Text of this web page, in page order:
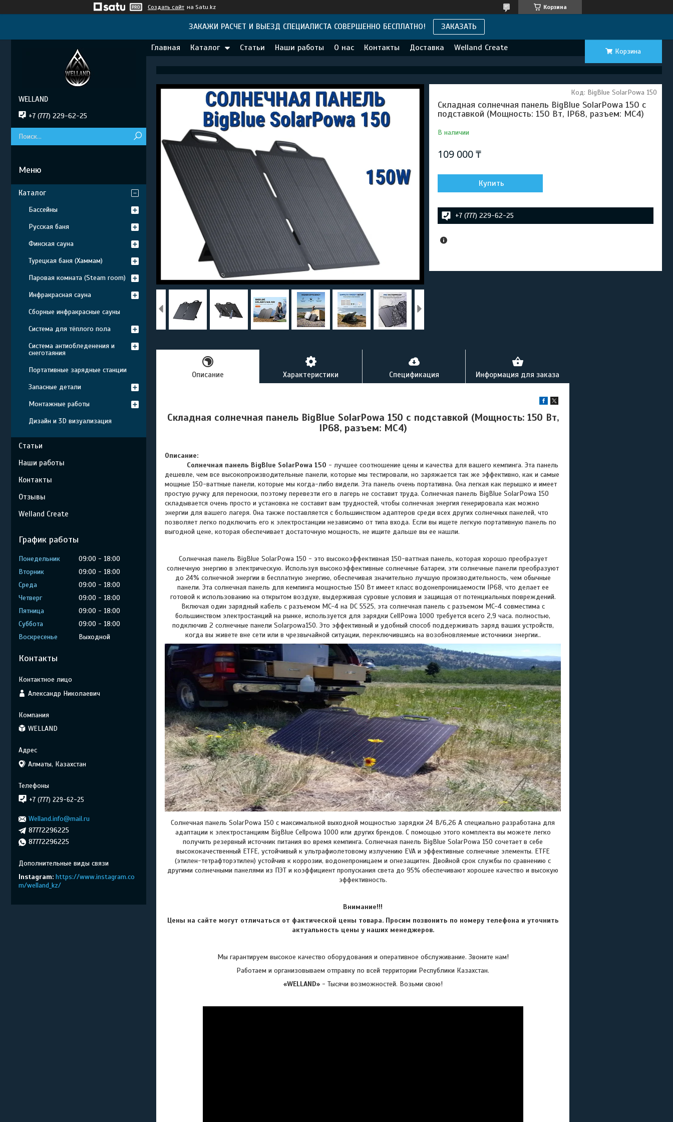
Создать сайт на Satu.kz Корзина
ЗАКАЖИ РАСЧЕТ И ВЫЕЗД СПЕЦИАЛИСТА СОВЕРШЕННО БЕСПЛАТНО! ЗАКАЗАТЬ
Главная Каталог Статьи Наши работы О нас Контакты Доставка Welland Create Корзина
Складная солнечная панель BigBlue SolarPowa 150 с
подставкой (Мощность: 150 Вт, IP68, разъем: MC4)
В наличии
Код: BigBlue SolarPowa 150
109 000 ₸
Купить
+7 (777) 229-62-25
Описание Характеристики Спецификация Информация для заказа
Складная солнечная панель BigBlue SolarPowa 150 с подставкой (Мощность: 150 Вт,
IP68, разъем: MC4)
Описание:
Солнечная панель BigBlue SolarPowa 150 - лучшее соотношение цены и качества для вашего кемпинга. Эта панель
дешевле, чем все высокопроизводительные панели, которые мы тестировали, но заряжается так же эффективно, как и самые
мощные 150-ваттные панели, которые мы когда-либо видели. Эта панель очень портативна. Она легкая как перышко и имеет
простую ручку для переноски, поэтому перевезти его в лагерь не составит труда. Солнечная панель BigBlue SolarPowa 150
складывается очень просто и установка не составит вам трудностей, чтобы солнечная энергия генерировала как можно
энергии для вашего лагеря. Она также поставляется с большинством адаптеров среди всех других солнечных панелей, что
позволяет легко подключить его к электростанции независимо от типа входа. Если вы ищете легкую портативную панель по
выгодной цене, которая обеспечивает достаточную мощность, не ищите дальше вы ее нашли.
Солнечная панель BigBlue SolarPowa 150 - это высокоэффективная 150-ваттная панель, которая хорошо преобразует
солнечную энергию в электрическую. Используя высокоэффективные солнечные батареи, эти солнечные панели преобразуют
до 24% солнечной энергии в бесплатную энергию, обеспечивая значительно лучшую производительность, чем обычные
панели. Эта солнечная панель для кемпинга мощностью 150 Вт имеет класс водонепроницаемости IP68, что делает ее
готовой к использованию на открытом воздухе, выдерживая суровые условия и защищая от потенциальных повреждений.
Включая один зарядный кабель с разъемом MC-4 на DC 5525, эта солнечная панель с разъемом MC-4 совместима с
большинством электростанций на рынке, используется для зарядки CellPowa 1000 требуется всего 2,9 часа. полностью,
подключив 2 солнечные панели Solarpowa150. Это эффективный и удобный способ поддерживать заряд ваших устройств,
когда вы живете вне сети или в чрезвычайной ситуации, переключившись на возобновляемые источники энергии..
Солнечная панель SolarPowa 150 с максимальной выходной мощностью зарядки 24 В/6,26 А специально разработана для
адаптации к электростанциям BigBlue Cellpowa 1000 или других брендов. С помощью этого комплекта вы можете легко
получить резервный источник питания во время кемпинга. Солнечная панель BigBlue SolarPowa 150 сочетает в себе
высококачественный ETFE, устойчивый к ультрафиолетовому излучению EVA и эффективные солнечные элементы. ETFE
(этилен-тетрафторэтилен) устойчив к коррозии, водонепроницаем и огнезащитен. Двойной срок службы по сравнению с
другими солнечными панелями из ПЭТ и коэффициент пропускания света до 95% обеспечивают хорошее качество и высокую
эффективность.
Внимание!!!
Цены на сайте могут отличаться от фактической цены товара. Просим позвонить по номеру телефона и уточнить
актуальность цены у наших менеджеров.
Мы гарантируем высокое качество оборудования и оперативное обслуживание. Звоните нам!
Работаем и организовываем отправку по всей территории Республики Казахстан.
«WELLAND»- Тысячи возможностей. Возьми свою!
WELLAND
+7 (777) 229-62-25
Каталог
Бассейны
Русская баня
Финская сауна
Турецкая баня (Хаммам)
Паровая комната (Steam room)
Инфракрасная сауна
Сборные инфракрасные сауны
Система для тёплого пола
Система антиобледенения и
снеготаяния
Портативные зарядные станции
Запасные детали
Монтажные работы
Дизайн и 3D визуализация
Статьи
Наши работы
Контакты
Отзывы
Welland Create
График работы
Понедельник 09:00
18:00
Вторник
09:00
18:00
Среда
09:00
18:00
Четверг
09:00
18:00
Пятница
09:00
18:00
Суббота
09:00
18:00
Воскресенье
Выходной
Контакты
Александр Николаевич
WELLAND
Алматы, Казахстан
+7 (777) 229-62-25
Welland.info@mail.ru
87772296225
87772296225
Instagram https://www.instagram.co
m/welland_kz/